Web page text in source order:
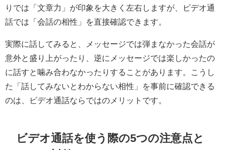
りでは「文章力」が印象を大きく左右しますが、ビデオ通
話では「会話の相性」を直接確認できます。
実際に話してみると、メッセージでは弾まなかった会話が
意外と盛り上がったり、逆にメッセージでは楽しかったの
に話すと噛み合わなかったりすることがあります。こうし
た「話してみないとわからない相性」を事前に確認できる
のは、ビデオ通話ならではのメリットです。
ビデオ通話を使う際の5つの注意点と